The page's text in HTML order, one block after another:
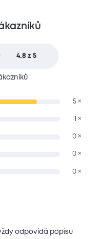
4.8 z 5
5 ×
1 ×
0 ×
0 ×
0 ×
odpovídá popisu